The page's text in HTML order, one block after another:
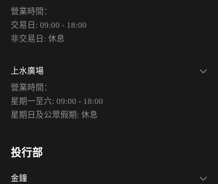
營業時間：
交易日: 09:00 - 18:00
非交易日: 休息
上水廣場
營業時間：
星期一至六: 09:00 - 18:00
星期日及公眾假期: 休息
投行部
金鐘